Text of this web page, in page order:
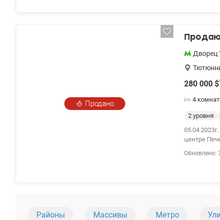
метро.
Продано
Дворец
280 000 $
4
2 уровня
центре
Обновлено:
Районы Массивы Метро